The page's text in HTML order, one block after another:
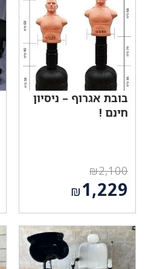
בובת אגרוף – ניסיון
חינם !
₪2,100
המחיר
המקורי
היה:
₪2,100.
₪1,229
הוא:
₪1,229.